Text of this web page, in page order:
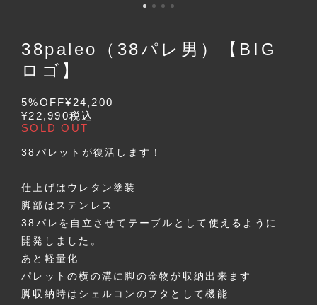
38paleo（38パレ男）【BIG
ロゴ】
5%OFF¥24,200
¥22,990税込
SOLD OUT
38パレットが復活します！
仕上げはウレタン塗装
脚部はステンレス
38パレを自立させてテーブルとして使えるように
開発しました。
あと軽量化
パレットの横の溝に脚の金物が収納出来ます
脚収納時はシェルコンのフタとして機能